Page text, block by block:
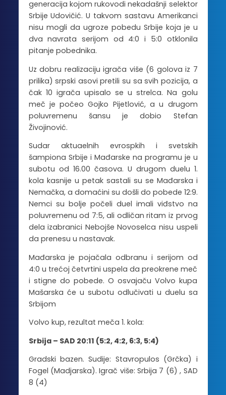
generacija kojom rukovodi nekadašnji selektor
Srbije Udovičić. U takvom sastavu Amerikanci
nisu mogli da ugroze pobedu Srbije koja je u
dva navrata serijom od 4:0 i 5:0 otklonila
pitanje pobednika.
Uz dobru realizaciju igrača više (6 golova iz 7
prilika) srpski asovi pretili su sa svih pozicija, a
čak 10 igrača upisalo se u strelca. Na golu
meč je počeo Gojko Pijetlović, a u drugom
poluvremenu šansu je dobio Stefan
Živojinović.
Sudar aktuaelnih evrospkih i svetskih
šampiona Srbije i Mađarske na programu je u
subotu od 16.00 časova. U drugom duelu 1.
kola kasnije u petak sastali su se Mađarska i
Nemačka, a domaćini su došli do pobede 12:9.
Nemci su bolje počeli duel imali viđstvo na
poluvremenu od 7:5, ali odličan ritam iz prvog
dela izabranici Nebojše Novoselca nisu uspeli
da prenesu u nastavak.
Mađarska je pojačala odbranu i serijom od
4:0 u trećoj četvrtini uspela da preokrene meč
i stigne do pobede. O osvajaču Volvo kupa
Mašarska će u subotu odlučivati u duelu sa
Srbijom
Volvo kup, rezultat meča 1. kola:
Srbija – SAD 20:11 (5:2, 4:2, 6:3, 5:4)
Gradski bazen. Sudije: Stavropulos (Grčka) i
Fogel (Madjarska). Igrač više: Srbija 7 (6) , SAD
8 (4)